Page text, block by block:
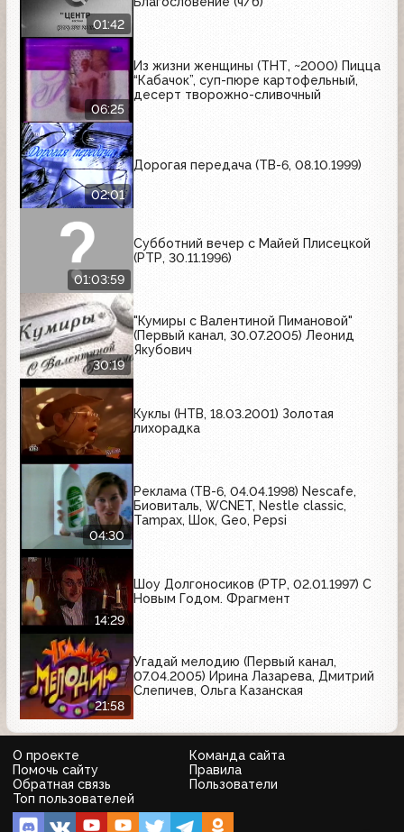
01:42
06:25
Из жизни женщины (ТНТ, ~2000) Пицца
“Кабачок”, суп-пюре картофельный,
десерт творожно-сливочный
02:01
Дорогая передача (ТВ-6, 08.10.1999)
01:03:59
Субботний вечер с Майей Плисецкой
(РТР, 30.11.1996)
30:19
"Кумиры с Валентиной Пимановой"
(Первый канал, 30.07.2005) Леонид
Якубович
Куклы (НТВ, 18.03.2001) Золотая
лихорадка
04:30
Реклама (ТВ-6, 04.04.1998) Nescafe,
Биовиталь, WCNET, Nestle classic,
Tampax, Шок, Geo, Pepsi
14:29
Шоу Долгоносиков (РТР, 02.01.1997) С
Новым Годом. Фрагмент
21:58
Угадай мелодию (Первый канал,
07.04.2005) Ирина Лазарева, Дмитрий
Слепичев, Ольга Казанская
О проекте
Команда сайта
Помочь сайту
Правила
Обратная связь
Пользователи
Топ пользователей